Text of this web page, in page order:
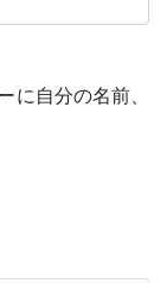
に自分の名前、